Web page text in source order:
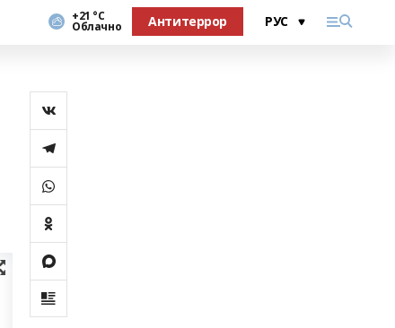
+21 °С
Облачно Антитеррор